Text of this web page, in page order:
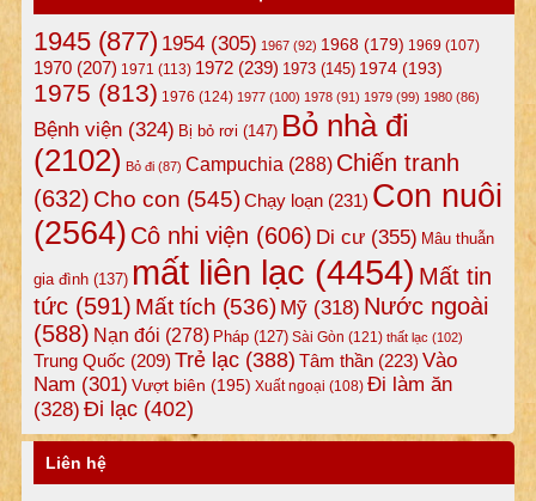
1945(877) 1954(305) 1967(92) 1968(179) 1969 (107)
1970(207) 1971 (113) 1972(239) 1973(145) 1974(193)
1975 (813) 1976 (124) 1977(100) 1978(91) 1979(99) 1980(86)
Bệnh viện(324) Bị bỏ rơi (147) Bỏ nhà đi
(2102) Bỏ đi(87) Campuchia (288) Chiến tranh
(632) Cho con (545)Chạy loạn(231) Con nuôi
(2564) Cô nhi viện (606) Di cư(355) Mâu thuẫn
gia đình(137) mất liên lạc (4454) Mất tin
tức(591) Mất tích (536) Mỹ(318) Nước ngoài
(588) Nạn đói (278) Pháp(127) Sài Gòn (121) thất lạc (102)
Trung Quốc (209) Trẻ lạc(388) Tâm thần(223) Vào
Nam (301) Vượt biên (195) Xuất ngoại (108) Đi làm ăn
(328) Đi lạc(402)
Liên hệ